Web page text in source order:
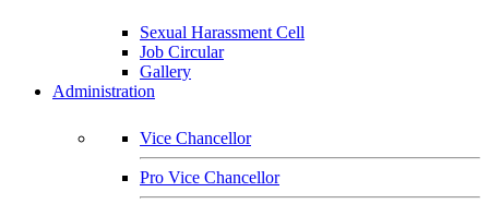
Sexual Harassment Cell
Job Circular
Gallery
Administration
Vice Chancellor
Pro Vice Chancellor